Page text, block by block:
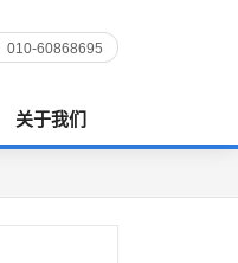
010-60868695
关于我们